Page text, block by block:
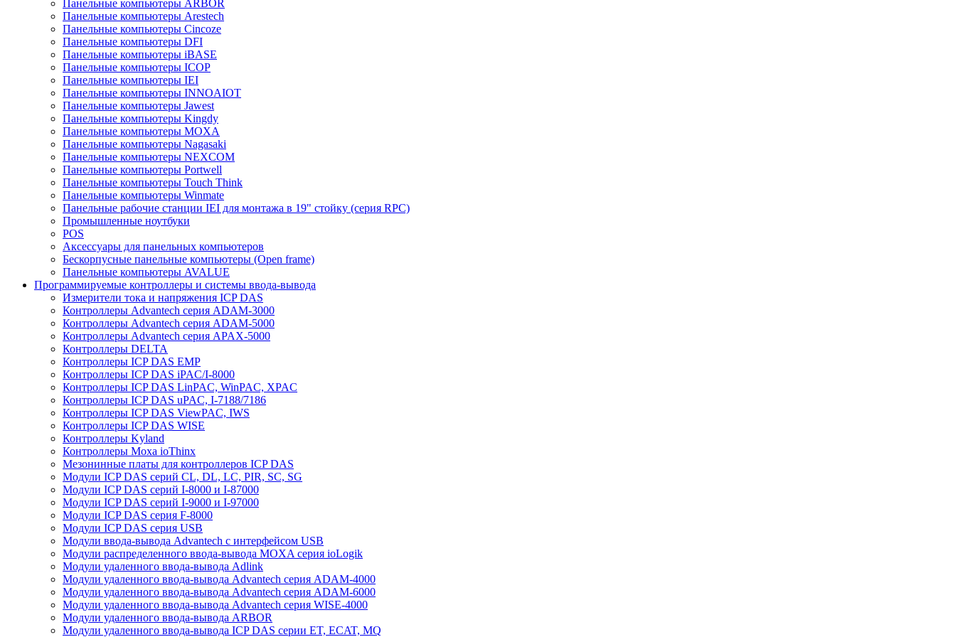
Панельные компьютеры ARBOR
Панельные компьютеры Arestech
Панельные компьютеры Cincoze
Панельные компьютеры DFI
Панельные компьютеры iBASE
Панельные компьютеры ICOP
Панельные компьютеры IEI
Панельные компьютеры INNOAIOT
Панельные компьютеры Jawest
Панельные компьютеры Kingdy
Панельные компьютеры MOXA
Панельные компьютеры Nagasaki
Панельные компьютеры NEXCOM
Панельные компьютеры Portwell
Панельные компьютеры Touch Think
Панельные компьютеры Winmate
Панельные рабочие станции IEI для монтажа в 19" стойку (серия RPC)
Промышленные ноутбуки
POS
Аксессуары для панельных компьютеров
Бескорпусные панельные компьютеры (Open frame)
Панельные компьютеры AVALUE
Программируемые контроллеры и системы ввода-вывода
Измерители тока и напряжения ICP DAS
Контроллеры Advantech серия ADAM-3000
Контроллеры Advantech серия ADAM-5000
Контроллеры Advantech серия APAX-5000
Контроллеры DELTA
Контроллеры ICP DAS EMP
Контроллеры ICP DAS iPAC/I-8000
Контроллеры ICP DAS LinPAC, WinPAC, XPAC
Контроллеры ICP DAS uPAC, I-7188/7186
Контроллеры ICP DAS ViewPAC, IWS
Контроллеры ICP DAS WISE
Контроллеры Kyland
Контроллеры Moxa ioThinx
Мезонинные платы для контроллеров ICP DAS
Модули ICP DAS серий CL, DL, LC, PIR, SC, SG
Модули ICP DAS серий I-8000 и I-87000
Модули ICP DAS серий I-9000 и I-97000
Модули ICP DAS серия F-8000
Модули ICP DAS серия USB
Модули ввода-вывода Advantech с интерфейсом USB
Модули распределенного ввода-вывода MOXA серия ioLogik
Модули удаленного ввода-вывода Adlink
Модули удаленного ввода-вывода Advantech серия ADAM-4000
Модули удаленного ввода-вывода Advantech серия ADAM-6000
Модули удаленного ввода-вывода Advantech серия WISE-4000
Модули удаленного ввода-вывода ARBOR
Модули удаленного ввода-вывода ICP DAS серии ET, ECAT, MQ